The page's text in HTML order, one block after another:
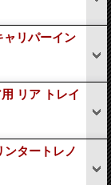
ャリパーイン
リア トレイ
タートレノ